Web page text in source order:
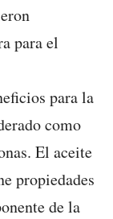
para el
para la
como
El aceite
propiedades
de la